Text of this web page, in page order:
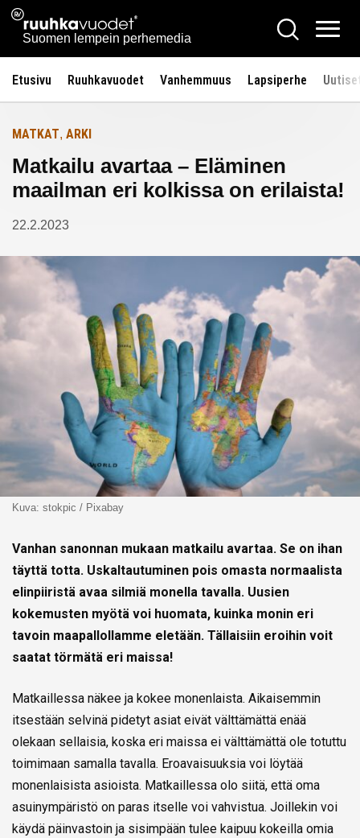
Siirry
sisältöön
Ruuhkavuodet.fi
Suomen lempein perhemedia
Hae
Etusivu Ruuhkavuodet Vanhemmuus Lapsiperhe
Etusivulle
MATKAT, ARKI
Matkailu avartaa – Eläminen
maailman eri kolkissa on erilaista!
22.2.2023
Kuva: stokpic / Pixabay
Vanhan sanonnan mukaan matkailu avartaa. Se on ihan
täyttä totta. Uskaltautuminen pois omasta normaalista
elinpiiristä avaa silmiä monella tavalla. Uusien
kokemusten myötä voi huomata, kuinka monin eri
tavoin maapallollamme eletään. Tällaisiin eroihin voit
saatat törmätä eri maissa!
Matkaillessa näkee ja kokee monenlaista. Aikaisemmin
itsestään selvinä pidetyt asiat eivät välttämättä enää
olekaan sellaisia, koska eri maissa ei välttämättä ole totuttu
toimimaan samalla tavalla. Eroavaisuuksia voi löytää
monenlaisista asioista. Matkaillessa olo siitä, että oma
asuinympäristö on paras itselle voi vahvistua. Joillekin voi
käydä päinvastoin ja sisimpään tulee kaipuu kokeilla omia